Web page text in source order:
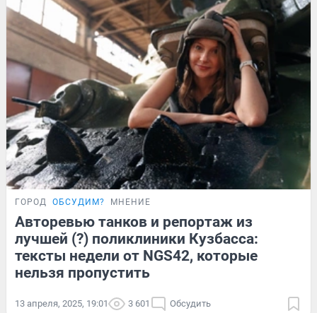
ГОРОД ОБСУДИМ? МНЕНИЕ
Авторевью танков и репортаж из
лучшей (?) поликлиники Кузбасса:
тексты недели от NGS42, которые
нельзя пропустить
13 апреля, 2025, 19:01 3 601 Обсудить